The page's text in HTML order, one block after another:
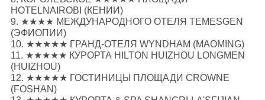
HOTELNAIROBI (КЕНИИ)
9. ★★★★ МЕЖДУНАРОДНОГО ОТЕЛЯ TEMESGEN
(ЭФИОПИИ)
10. ★★★★★ ГРАНД-ОТЕЛЯ WYNDHAM (MAOMING)
11. ★★★★★ КУРОРТА HILTON HUIZHOU LONGMEN
(HUIZHOU)
12. ★★★★★ ГОСТИНИЦЫ ПЛОЩАДИ CROWNE
(FOSHAN)